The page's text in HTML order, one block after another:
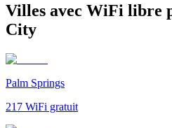
Villes avec WiFi libre
City
Palm Springs
217 WiFi gratuit